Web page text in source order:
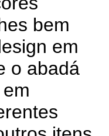
bem
em
o abadá